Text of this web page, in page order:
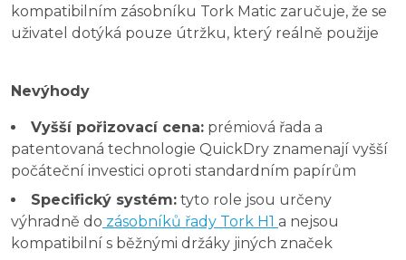
kompatibilním zásobníku Tork Matic zaručuje, že se
uživatel dotýká pouze útržku, který reálně použije
Nevýhody
Vyšší pořizovací cena: prémiová řada a
patentovaná technologie QuickDry znamenají vyšší
počáteční investici oproti standardním papírům
Specifický systém: tyto role jsou určeny
výhradně do zásobníků řady Tork H1 a nejsou
kompatibilní s běžnými držáky jiných značek